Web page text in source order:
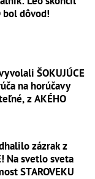
bol dôvod!
ŠOKUJÚCE
na horúčavy
z AKÉHO
zázrak z
Na svetlo sveta
STAROVEKU